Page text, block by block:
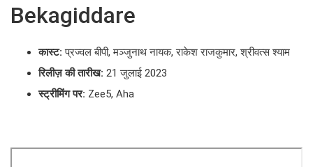
Bekagiddare
कास्ट:प्रज्वल बीपी, मञ्जुनाथ नायक, राकेश राजकुमार, श्रीवत्स श्याम
रिलीज़ की तारीख: 21 जुलाई 2023
स्ट्रीमिंग पर: Zee5, Aha